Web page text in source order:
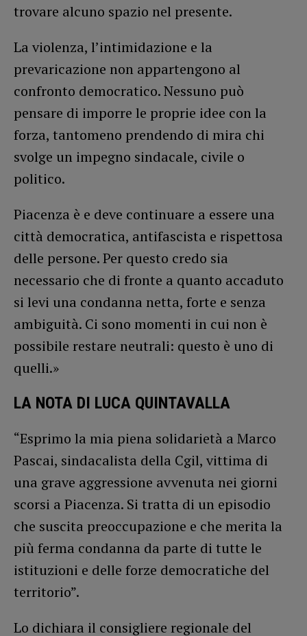
trovare alcuno spazio nel presente.
La violenza, l’intimidazione e la
prevaricazione non appartengono al
confronto democratico. Nessuno può
pensare di imporre le proprie idee con la
forza, tantomeno prendendo di mira chi
svolge un impegno sindacale, civile o
politico.
Piacenza è e deve continuare a essere una
città democratica, antifascista e rispettosa
delle persone. Per questo credo sia
necessario che di fronte a quanto accaduto
si levi una condanna netta, forte e senza
ambiguità. Ci sono momenti in cui non è
possibile restare neutrali: questo è uno di
quelli.»
LA NOTA DI LUCA QUINTAVALLA
“Esprimo la mia piena solidarietà a Marco
Pascai, sindacalista della Cgil, vittima di
una grave aggressione avvenuta nei giorni
scorsi a Piacenza. Si tratta di un episodio
che suscita preoccupazione e che merita la
più ferma condanna da parte di tutte le
istituzioni e delle forze democratiche del
territorio”.
Lo dichiara il consigliere regionale del